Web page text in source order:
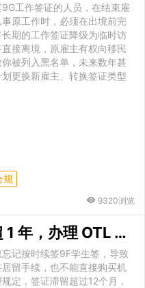
工作签证的人员，在结束雇
原工作时，必须在出境前完
期的工作签证降级为临时访
接离境，原雇主有权向移民
被列入黑名单，未来数年甚
更换新雇主、转换签证类型
规
9320浏览
菲律宾9F学生签逾期超 1 年，办理 OTL
离境
记按时续签9F学生签，导致
留手续，也不能直接购买机
定，签证滞留超过12个月，